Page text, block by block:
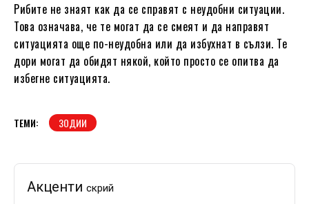
Рибите не знаят как да се справят с неудобни ситуации.
Това означава, че те могат да се смеят и да направят
ситуацията още по-неудобна или да избухнат в сълзи. Те
дори могат да обидят някой, който просто се опитва да
избегне ситуацията.
ТЕМИ: ЗОДИИ
Акценти скрий